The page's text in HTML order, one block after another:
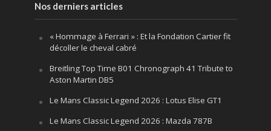
Nos derniers articles
« Hommage à Ferrari » : Et la Fondation Cartier fit
décoller le cheval cabré
Breitling Top Time B01 Chronograph 41 Tribute to
Aston Martin DB5
Le Mans Classic Legend 2026 : Lotus Elise GT1
Le Mans Classic Legend 2026 : Mazda 787B